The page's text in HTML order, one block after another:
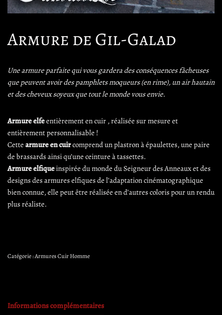
Armure de Gil-Galad
Une armure parfaite qui vous gardera des conséquences fâcheuses
que peuvent avoir des pamphlets moqueurs (en rime), un air hautain
et des cheveux soyeux que tout le monde vous envie.
Armure elfeentièrement en cuir , réalisée sur mesure et
entièrement personnalisable !
Cette armure en cuircomprend un plastron à épaulettes, une paire
de brassards ainsi qu’une ceinture à tassettes.
Armure elfiqueinspirée du monde du Seigneur des Anneaux et des
designs des armures elfiques de l’adaptation cinématographique
bien connue, elle peut être réalisée en d’autres coloris pour un rendu
plus réaliste.
Catégorie :Armures Cuir Homme
Informations complémentaires